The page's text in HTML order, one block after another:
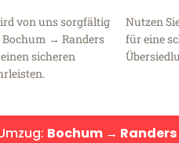
von uns sorgfältig
→ Randers
sicheren
Nutzen
für eine
Bochum → Randers